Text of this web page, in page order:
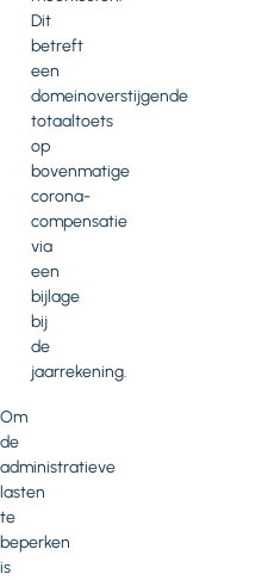
Dit
betreft
een
domeinoverstijgende
totaaltoets
op
bovenmatige
corona-
compensatie
via
een
bijlage
bij
de
jaarrekening.
Om
de
administratieve
lasten
te
beperken
is